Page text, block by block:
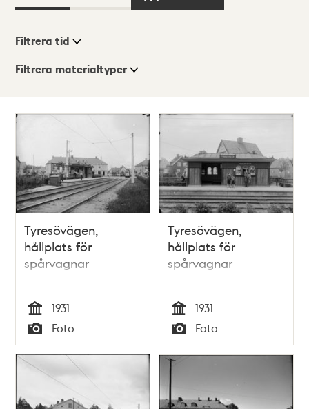
Visningsläge
Filtrera tid
Filtrera materialtyper
träffar
Tyresövägen,
hållplats för
spårvagnar
Tid
1931
Typ
Foto
Tyresövägen,
hållplats för
spårvagnar
Tid
1931
Typ
Foto